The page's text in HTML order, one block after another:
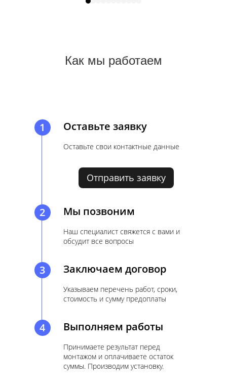
повлияет на стоимость.
Как мы работаем
1 Оставьте заявку
Оставьте свои контактные данные
Отправить заявку
2 Мы позвоним
Наш специалист свяжется с вами и
обсудит все вопросы
3 Заключаем договор
Указываем перечень работ, сроки,
стоимость и сумму предоплаты
4 Выполняем работы
Принимаете результат перед
монтажом и оплачиваете остаток
суммы. Производим установку.